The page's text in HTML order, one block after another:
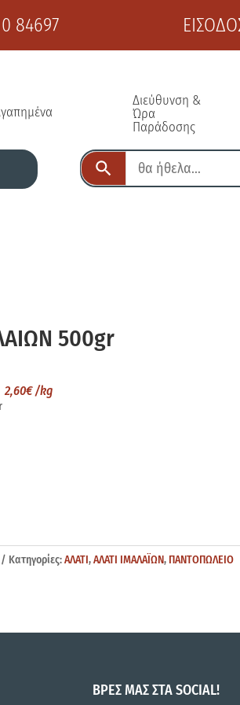
84697
Διεύθυνση &
Ώρα
Παράδοσης
500gr
2,60€/kg
Κατηγορίες:ΑΛΑΤΙ,ΑΛΑΤΙ ΙΜΑΛΑΪΩΝ, ΠΑΝΤΟΠΩΛΕΙΟ
ΒΡΕΣ ΜΑΣ ΣΤΑ SOCIAL!